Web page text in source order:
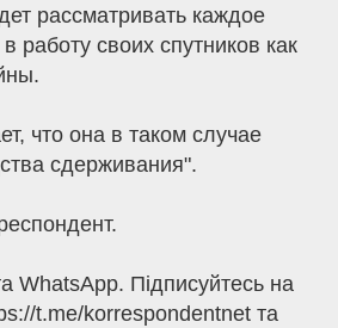
рассматривать каждое
работу своих спутников как
что она в таком случае
сдерживания".
WhatsApp. Підписуйтесь на
t.me/korrespondentnet та